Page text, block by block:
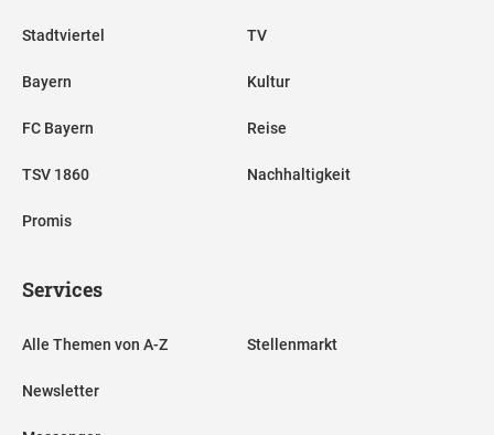
Stadtviertel
Bayern
FC Bayern
TSV 1860
Promis
TV
Kultur
Reise
Nachhaltigkeit
Services
Alle Themen von A-Z
Newsletter
Stellenmarkt